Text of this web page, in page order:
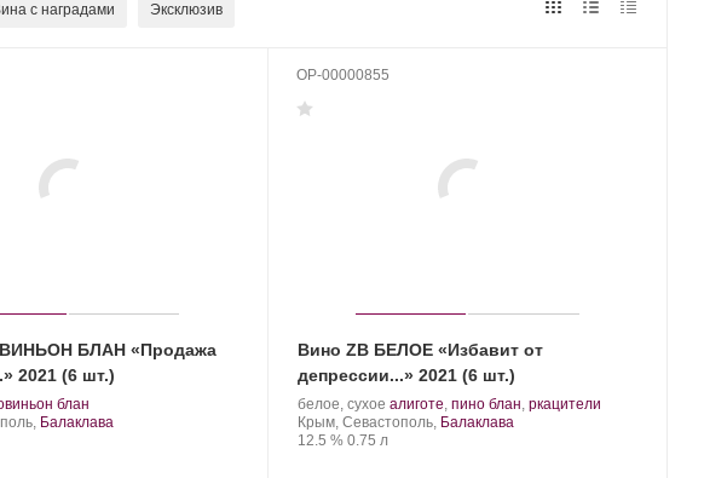
с наградами Эксклюзив
БЛАН «Продажа
2021 (6 шт.)
блан
Балаклава
OP-00000855
Вино ZB БЕЛОЕ «Избавит от
депрессии...» 2021 (6 шт.)
Производитель:
Золотая
Балка.
белое, сухое .
Сорт
винограда:
алиготе пино блан ркацители.
Регион:
Крым, Севастополь, Балаклава
Крепость
12.5 %. Объем
0.75 л